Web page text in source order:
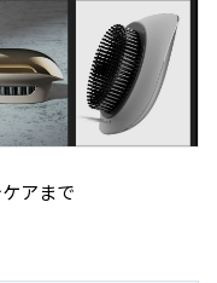
アまで